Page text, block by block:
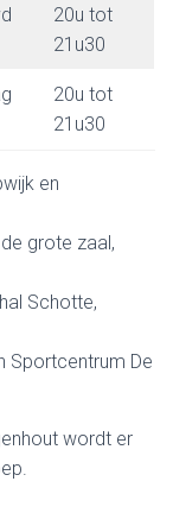
20u tot
21u30
20u tot
21u30
en
grote zaal,
Schotte,
Sportcentrum De
wordt er